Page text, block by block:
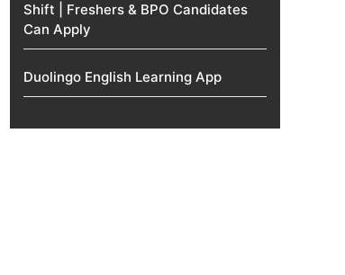
Shift | Freshers & BPO Candidates
Can Apply
Duolingo English Learning App